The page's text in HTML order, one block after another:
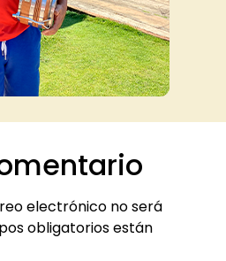
electrónico no será
obligatorios están